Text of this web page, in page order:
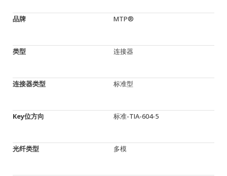
品牌 MTP®
类型 连接器
连接器类型 标准型
Key位方向 标准-TIA-604-5
光纤类型 多模